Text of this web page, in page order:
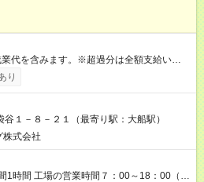
代を含みます。※超過分は全額支給いたし
40,000円／月 みなし残業時間 30時間／月
間あり 試用期間の長さ：6ヶ月 雇用形態、
り
谷１－８－２１（最寄り駅：大船駅）
株式会社
時間 工場の営業時間７：00～18：00（実